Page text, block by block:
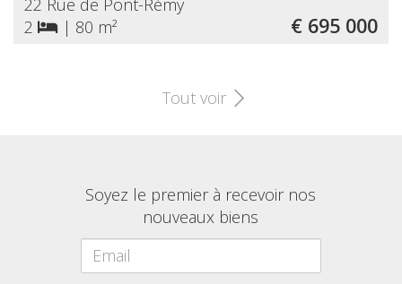
22 Rue de Pont-Rémy
2
| 80 m² € 695 000
Tout voir
Soyez le premier à recevoir nos
nouveaux biens